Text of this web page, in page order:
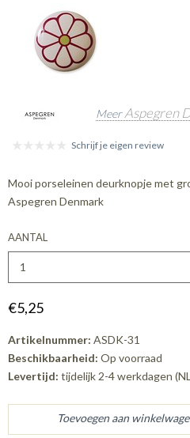
MeerAspegren
Schrijf je eigen review
Mooi porseleinen deurknopje met
Aspegren Denmark
AANTAL
€5,25
Artikelnummer: ASDK-31
Beschikbaarheid: Op voorraad
Levertijd: tijdelijk 2-4 werkdagen